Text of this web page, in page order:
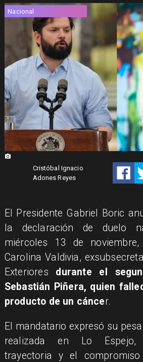
Nacional
Cristóbal Ignacio
Adones Reyes
El Presidente Gabriel Boric
la declaración de duelo
miércoles 13 de
Carolina Valdivia,
Exteriores durante el
Sebastián Piñera, quien
producto de un cáncer.
El mandatario expresó su
realizada en Lo Espejo,
trayectoria y el